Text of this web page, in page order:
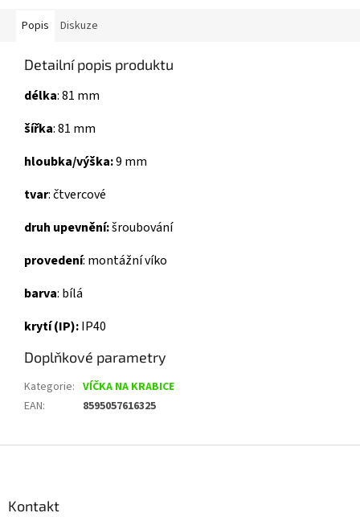
Popis Diskuze
Detailní popis produktu
délka:81 mm
šířka:81 mm
hloubka/výška:9 mm
tvar:čtvercové
druh upevnění:šroubování
provedení: montážní víko
barva: bílá
krytí (IP):IP40
Doplňkové parametry
Kategorie: VÍČKA NA KRABICE
EAN: 8595057616325
Kontakt